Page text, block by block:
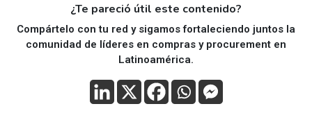
¿Te pareció útil este contenido?
Compártelo con tu red y sigamos fortaleciendo juntos la
comunidad de líderes en compras y procurement en
Latinoamérica.